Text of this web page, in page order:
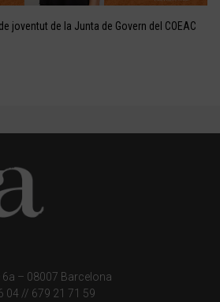
joventut de la Junta de Govern del COEAC
6a – 08007 Barcelona
04 // 679 21 71 59